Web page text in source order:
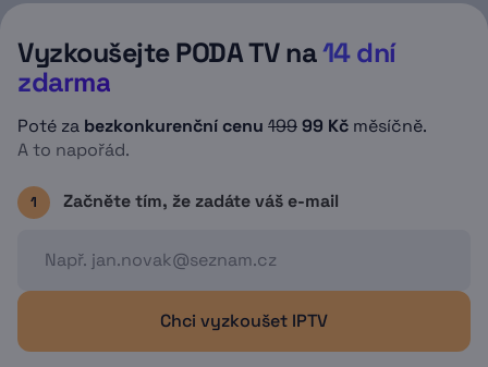
nahrávacího prostoru, případně zbývající
dobu platnosti nahrávky (omezena na 3
měsíce).
Vyzkoušejte PODA TV na14 dní
zdarma
Poté za bezkonkurenční cenu 19999 Kč měsíčně.
A to napořád.
1 Začněte tím, že zadáte váš e-mail
Chci vyzkoušet IPTV